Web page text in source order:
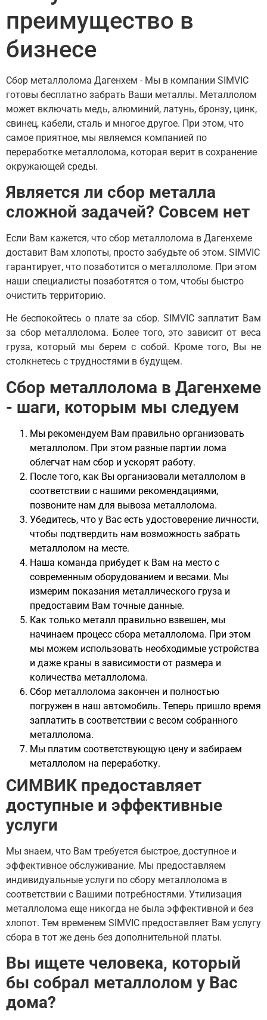
преимущество в
бизнесе
Сбор металлолома Дагенхем - Мы в компании SIMVIC
готовы бесплатно забрать Ваши металлы. Металлолом
может включать медь, алюминий, латунь, бронзу, цинк,
свинец, кабели, сталь и многое другое. При этом, что
самое приятное, мы являемся компанией по
переработке металлолома, которая верит в сохранение
окружающей среды.
Является ли сбор металла
сложной задачей? Совсем нет
Если Вам кажется, что сбор металлолома в Дагенхеме
доставит Вам хлопоты, просто забудьте об этом. SIMVIC
гарантирует, что позаботится о металлоломе. При этом
наши специалисты позаботятся о том, чтобы быстро
очистить территорию.
Не беспокойтесь о плате за сбор. SIMVIC заплатит Вам
за сбор металлолома. Более того, это зависит от веса
груза, который мы берем с собой. Кроме того, Вы не
столкнетесь с трудностями в будущем.
Сбор металлолома в Дагенхеме
- шаги, которым мы следуем
Мы рекомендуем Вам правильно организовать
металлолом. При этом разные партии лома
облегчат нам сбор и ускорят работу.
После того, как Вы организовали металлолом в
соответствии с нашими рекомендациями,
позвоните нам для вывоза металлолома.
Убедитесь, что у Вас есть удостоверение личности,
чтобы подтвердить нам возможность забрать
металлолом на месте.
Наша команда прибудет к Вам на место с
современным оборудованием и весами. Мы
измерим показания металлического груза и
предоставим Вам точные данные.
Как только металл правильно взвешен, мы
начинаем процесс сбора металлолома. При этом
мы можем использовать необходимые устройства
и даже краны в зависимости от размера и
количества металлолома.
Сбор металлолома закончен и полностью
погружен в наш автомобиль. Теперь пришло время
заплатить в соответствии с весом собранного
металлолома.
Мы платим соответствующую цену и забираем
металлолом на переработку.
СИМВИК предоставляет
доступные и эффективные
услуги
Мы знаем, что Вам требуется быстрое, доступное и
эффективное обслуживание. Мы предоставляем
индивидуальные услуги по сбору металлолома в
соответствии с Вашими потребностями. Утилизация
металлолома еще никогда не была эффективной и без
хлопот. Тем временем SIMVIC предоставляет Вам услугу
сбора в тот же день без дополнительной платы.
Вы ищете человека, который
бы собрал металлолом у Вас
дома?